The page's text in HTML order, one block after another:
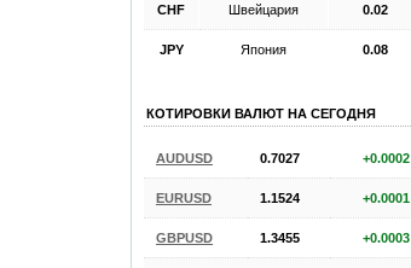
CHF Швейцария 0.02
JPY Япония 0.08
КОТИРОВКИ ВАЛЮТ НА СЕГОДНЯ
AUDUSD 0.7027 +0.0002
EURUSD 1.1524 +0.0001
GBPUSD 1.3455 +0.0003